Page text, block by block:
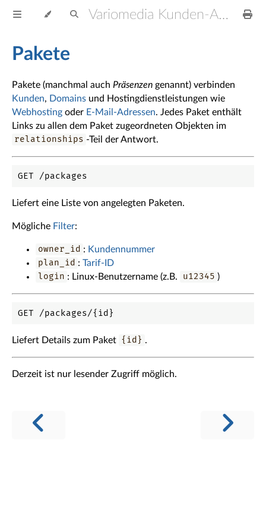
Variomedia Kunden-API
Pakete
Pakete (manchmal auch Präsenzen genannt) verbinden
Kunden, Domains und Hostingdienstleistungen wie
Webhosting oder E-Mail-Adressen. Jedes Paket enthält
Links zu allen dem Paket zugeordneten Objekten im
relationships -Teil der Antwort.
Liefert eine Liste von angelegten Paketen.
Mögliche Filter:
owner_id : Kundennummer
plan_id :Tarif-ID
login : Linux-Benutzername (z.B. u12345 )
Liefert Details zum Paket {id} .
Derzeit ist nur lesender Zugriff möglich.